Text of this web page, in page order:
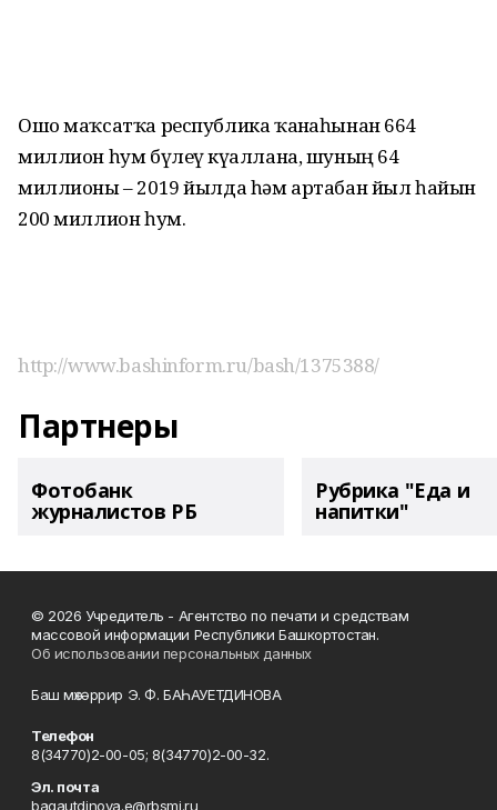
Ошо маҡсатҡа республика ҡаҙнаһынан 664
миллион һум бүлеү күҙаллана, шуның 64
миллионы – 2019 йылда һәм артабан йыл һайын
200 миллион һум.
http://www.bashinform.ru/bash/1375388/
Партнеры
Фотобанк
журналистов РБ
Рубрика "Еда и
напитки"
© 2026 Учредитель - Агентство по печати и средствам
массовой информации Республики Башкортостан.
Об использовании персональных данных
Баш мөхәррир Э. Ф. БАҺАУЕТДИНОВА
Телефон
8(34770)2-00-05; 8(34770)2-00-32.
Эл. почта
bagautdinova.e@rbsmi.ru